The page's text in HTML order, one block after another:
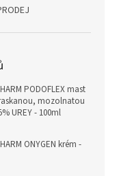
PODOFLEX mast
mozolnatou
UREY - 100ml
ONYGEN krém -